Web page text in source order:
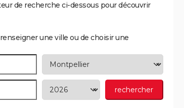
de recherche ci-dessous pour découvrir
une ville ou de choisir une